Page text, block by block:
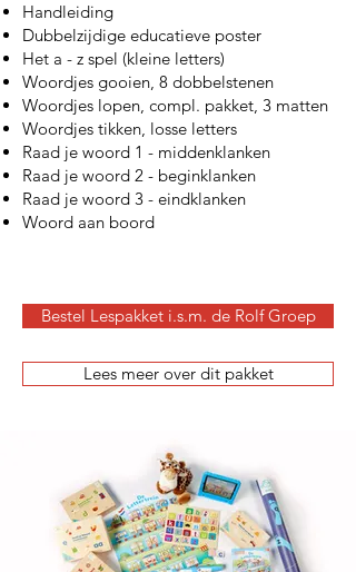
Handleiding
Dubbelzijdige educatieve poster
Het a - z spel (kleine letters)
Woordjes gooien, 8 dobbelstenen
Woordjes lopen, compl. pakket, 3 matten
Woordjes tikken, losse letters
Raad je woord 1 - middenklanken
Raad je woord 2 - beginklanken
Raad je woord 3 - eindklanken
Woord aan boord
Bestel Lespakket i.s.m. de Rolf Groep
Lees meer over dit pakket